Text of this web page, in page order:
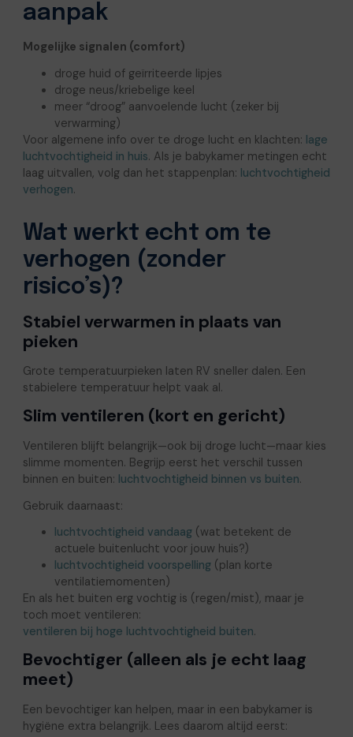
aanpak
Mogelijke signalen (comfort)
droge huid of geïrriteerde lipjes
droge neus/kriebelige keel
meer “droog” aanvoelende lucht (zeker bij
verwarming)
Voor algemene info over te droge lucht en klachten: lage
luchtvochtigheid in huis. Als je babykamer metingen echt
laag uitvallen, volg dan het stappenplan: luchtvochtigheid
verhogen.
Wat werkt echt om te
verhogen (zonder
risico’s)?
Stabiel verwarmen in plaats van
pieken
Grote temperatuurpieken laten RV sneller dalen. Een
stabielere temperatuur helpt vaak al.
Slim ventileren (kort en gericht)
Ventileren blijft belangrijk—ook bij droge lucht—maar kies
slimme momenten. Begrijp eerst het verschil tussen
binnen en buiten: luchtvochtigheid binnen vs buiten.
Gebruik daarnaast:
luchtvochtigheid vandaag(wat betekent de
actuele buitenlucht voor jouw huis?)
luchtvochtigheid voorspelling(plan korte
ventilatiemomenten)
En als het buiten erg vochtig is (regen/mist), maar je
toch moet ventileren:
ventileren bij hoge luchtvochtigheid buiten.
Bevochtiger (alleen als je echt laag
meet)
Een bevochtiger kan helpen, maar in een babykamer is
hygiëne extra belangrijk. Lees daarom altijd eerst: